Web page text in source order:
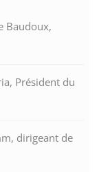
Baudoux,
Président du
dirigeant de